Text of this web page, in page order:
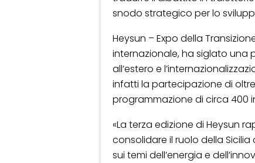
snodo strategico per lo
Heysun – Expo della
internazionale, ha siglato una
all’estero e
infatti la partecipazione di
programmazione di circa 400
«La terza edizione di Heysun
consolidare il ruolo della
sui temi dell’energia e